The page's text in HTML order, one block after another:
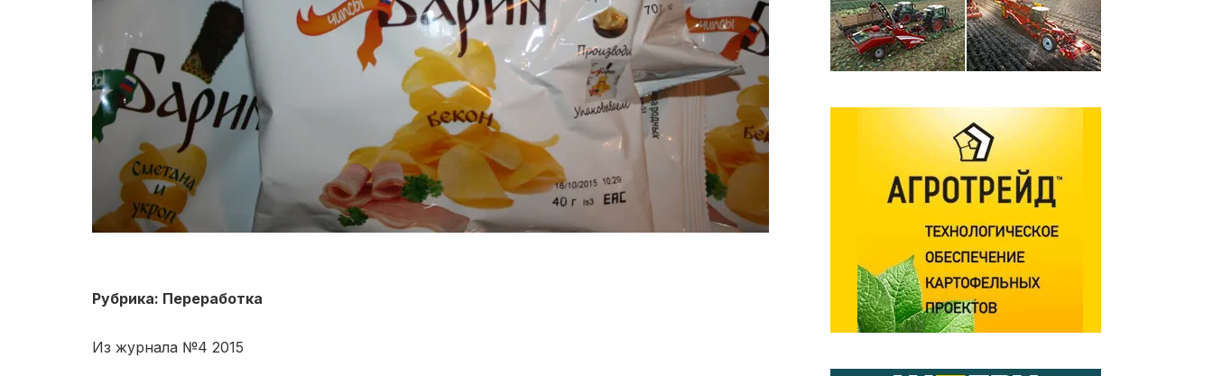
Рубрика: Переработка
Из журнала №4 2015